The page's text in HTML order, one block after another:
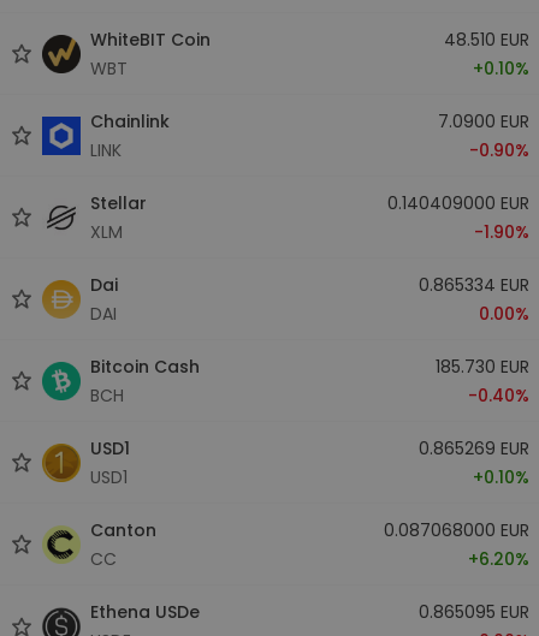
WhiteBIT Coin
WBT
48.510 EUR
+0.10%
Chainlink
LINK
7.0900 EUR
-0.90%
Stellar
XLM
0.140409000 EUR
-1.90%
Dai
DAI
0.865334 EUR
0.00%
Bitcoin Cash
BCH
185.730 EUR
-0.40%
USD1
USD1
0.865269 EUR
+0.10%
Canton
CC
0.087068000 EUR
+6.20%
Ethena USDe
0.865095 EUR